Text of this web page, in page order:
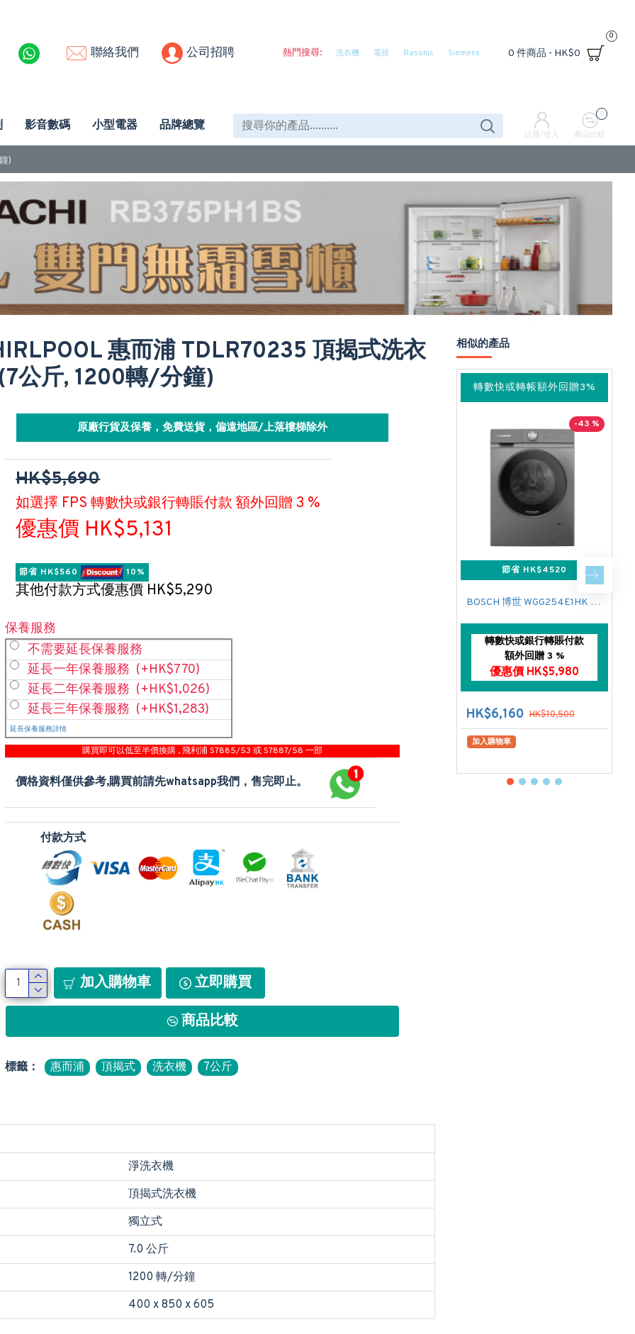
聯絡我們 公司招聘 熱門搜尋: 洗衣機 電視 Rasonic Siemens 0 件商品 - HK$0
0
影音數碼 小型電器 品牌總覽
註冊/登入 商品比較
0
)
惠而浦 TDLR70235 頂揭式洗衣
公斤, 1200轉/分鐘)
原廠行貨及保養，免費送貨，偏遠地區/上落樓梯除外
HK$5,690
如選擇 FPS 轉數快或銀行轉賬付款 額外回贈 3 %
優惠價 HK$5,131
節省 HK$560 10%
其他付款方式優惠價 HK$5,290
保養服務
不需要延長保養服務
延長一年保養服務 (+HK$770)
延長二年保養服務 (+HK$1,026)
延長三年保養服務 (+HK$1,283)
延長保養服務詳情
購買即可以低至半價換購 , 飛利浦 S7885/53 或 S7887/58 一部
價格資料僅供參考,購買前請先whatsapp我們，售完即止。
付款方式
加入購物車 立即購買
商品比較
標籤： 惠而浦 頂揭式 洗衣機 7公斤
淨洗衣機
頂揭式洗衣機
獨立式
7.0 公斤
1200 轉/分鐘
400 x 850 x 605
相似的產品
轉數快或轉帳額外回贈3%
-43 %
節省 HK$4520
BOSCH 博世 WGG254E1HK 前置式洗衣機 (10 公斤,1400 轉/分鐘)
轉數快或銀行轉賬付款
額外回贈 3 %
優惠價 HK$5,980
HK$6,160 HK$10,500
加入購物車